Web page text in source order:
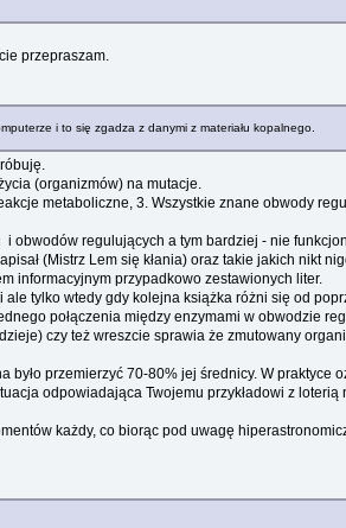
przepraszam.
i to się zgadza z danymi z materiału kopalnego.
(organizmów) na mutacje.
metaboliczne, 3. Wszystkie znane obwody
regulujących a tym bardziej - nie
(Mistrz Lem się kłania) oraz takie jakich nikt
informacyjnym przypadkowo zestawionych liter.
tylko wtedy gdy kolejna książka różni się od
połączenia między enzymami w obwodzie
czy też wreszcie sprawia że zmutowany
przemierzyć 70-80% jej średnicy. W praktyce
odpowiadająca Twojemu przykładowi z
każdy, co biorąc pod uwagę